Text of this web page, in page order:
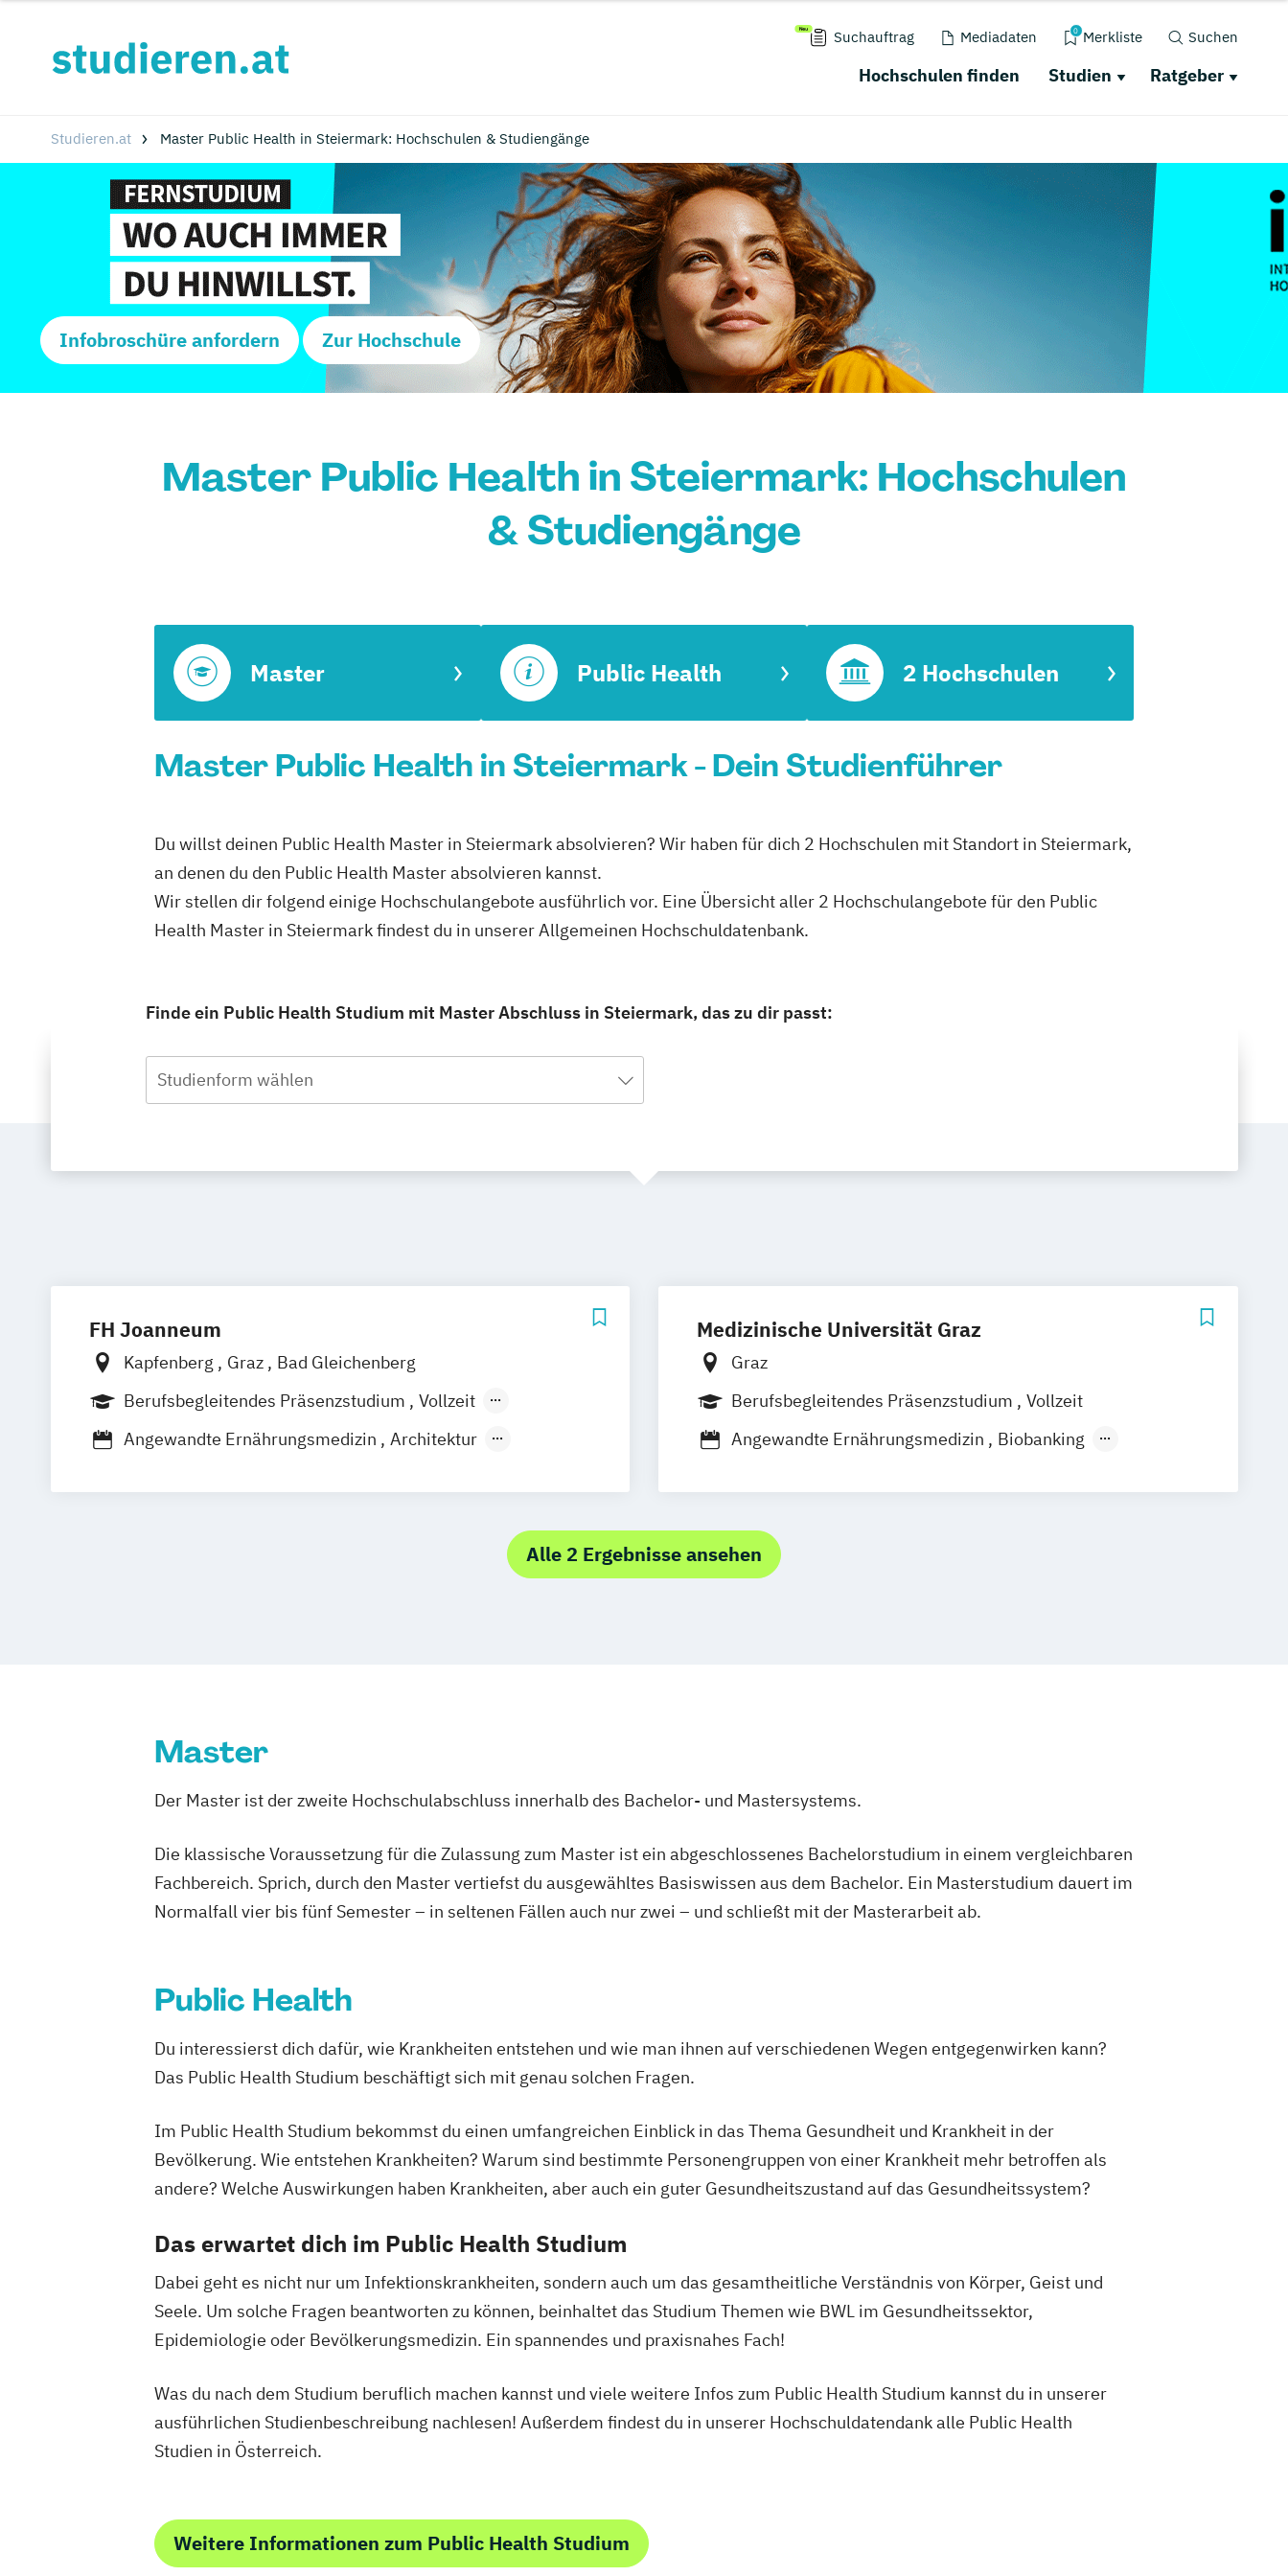
Suchauftrag Mediadaten 0 Merkliste Suchen
Hochschulen finden Studien Ratgeber
Studieren.at Master Public Health in Steiermark: Hochschulen & Studiengänge
Infobroschüre anfordern Zur Hochschule
Master Public Health in Steiermark: Hochschulen
& Studiengänge
Master Public Health 2 Hochschulen
Master Public Health in Steiermark - Dein Studienführer
Du willst deinen Public Health Master in Steiermark absolvieren? Wir haben für dich 2 Hochschulen mit Standort in Steiermark,
an denen du den Public Health Master absolvieren kannst.
Wir stellen dir folgend einige Hochschulangebote ausführlich vor. Eine Übersicht aller 2 Hochschulangebote für den Public
Health Master in Steiermark findest du in unserer Allgemeinen Hochschuldatenbank.
Finde ein Public Health Studium mit Master Abschluss in Steiermark, das zu dir passt:
Studienform wählen
FH Joanneum
Kapfenberg Graz
Bad Gleichenberg
Berufsbegleitendes Präsenzstudium
Vollzeit
Duales Studium
Berufsbegleitender Präsenzlehrgang
Angewandte Ernährungsmedizin
Architektur
Baumanagement und Ingenieurbau
Communication Design
Engineering
European Project and Public Management
Exhibition Design
Gesundheits- und Krankenpflege
Gesundheitsmanagement im Tourismus
Gesundheitsmanagement und Public Health
Global Green and Social Business
Global Leadership and HR Management
Global Strategic Decision Making Hebammen
IT-Recht & Management
Industrial Design
Industrielle Mechatronik
Industriewirtschaft / Industrial Management
Informationsdesign Interaction Design
International Industrial Management
Journalismus und Public Relations (PR)
Lebensmittel: Produkt- und Prozessentwicklung
Logopädie Luftfahrt / Aviation
Massenspektrometrie und molekulare Analytik
Media Design Medienkompetenz und Digital Literacy
Medizinische Universität Graz
Graz
Berufsbegleitendes Präsenzstudium
Vollzeit
Angewandte Ernährungsmedizin
Biobanking
Health Education Humanmedizin Medical Simulation
Public Health
Alle 2 Ergebnisse ansehen
Master
Der Master ist der zweite Hochschulabschluss innerhalb des Bachelor- und Mastersystems.
Die klassische Voraussetzung für die Zulassung zum Master ist ein abgeschlossenes Bachelorstudium in einem vergleichbaren
Fachbereich. Sprich, durch den Master vertiefst du ausgewähltes Basiswissen aus dem Bachelor. Ein Masterstudium dauert im
Normalfall vier bis fünf Semester – in seltenen Fällen auch nur zwei – und schließt mit der Masterarbeit ab.
Public Health
Du interessierst dich dafür, wie Krankheiten entstehen und wie man ihnen auf verschiedenen Wegen entgegenwirken kann?
Das Public Health Studium beschäftigt sich mit genau solchen Fragen.
Im Public Health Studium bekommst du einen umfangreichen Einblick in das Thema Gesundheit und Krankheit in der
Bevölkerung. Wie entstehen Krankheiten? Warum sind bestimmte Personengruppen von einer Krankheit mehr betroffen als
andere? Welche Auswirkungen haben Krankheiten, aber auch ein guter Gesundheitszustand auf das Gesundheitssystem?
Das erwartet dich im Public Health Studium
Dabei geht es nicht nur um Infektionskrankheiten, sondern auch um das gesamtheitliche Verständnis von Körper, Geist und
Seele. Um solche Fragen beantworten zu können, beinhaltet das Studium Themen wie BWL im Gesundheitssektor,
Epidemiologie oder Bevölkerungsmedizin. Ein spannendes und praxisnahes Fach!
Was du nach dem Studium beruflich machen kannst und viele weitere Infos zum Public Health Studium kannst du in unserer
ausführlichen Studienbeschreibung nachlesen! Außerdem findest du in unserer Hochschuldatendank alle Public Health
Studien in Österreich.
Weitere Informationen zum Public Health Studium